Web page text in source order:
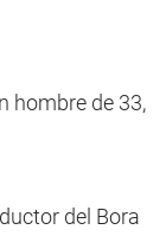
hombre de 33,
del Bora